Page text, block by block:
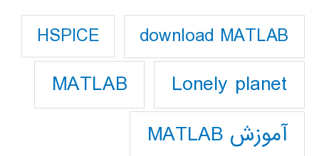
download MATLAB
HSPICE
Lonely planet
MATLAB
آموزش MATLAB